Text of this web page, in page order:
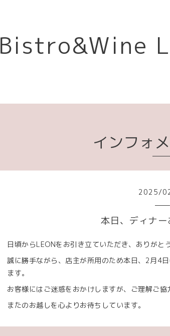
Bistro&Wine
インフォ
2025/
本日、ディナ
日頃からLEONをお引き立ていただき、ありがと
誠に勝手ながら、店主が所用のため本日、2月4
ます。
お客様にはご迷惑をおかけしますが、ご理解ご協
またのお越しを心よりお待ちしています。